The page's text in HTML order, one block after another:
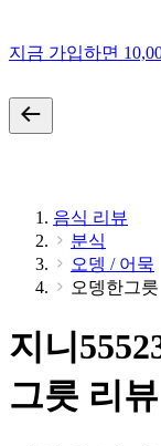
지금 가입하면
음식 리뷰
분식
오뎅 / 어묵
오뎅한그릇
지니
그릇 리뷰